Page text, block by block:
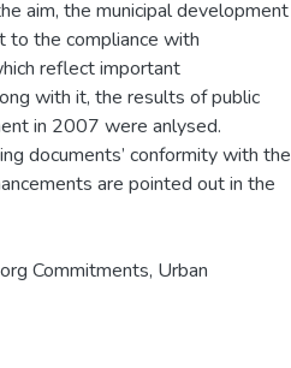
aim, the municipal development
to the compliance with
reflect important
with it, the results of public
in 2007 were anlysed.
documents’ conformity with the
are pointed out in the
Commitments, Urban